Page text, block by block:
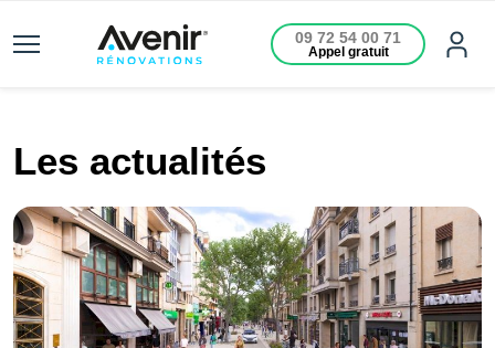
09 72 54 00 71
Appel gratuit
Les actualités